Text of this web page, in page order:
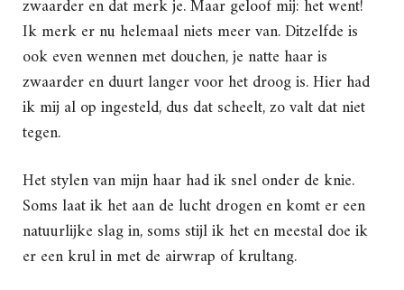
zwaarder en dat merk je. Maar geloof mij: het went!
Ik merk er nu helemaal niets meer van. Ditzelfde is
ook even wennen met douchen, je natte haar is
zwaarder en duurt langer voor het droog is. Hier had
ik mij al op ingesteld, dus dat scheelt, zo valt dat niet
tegen.
Het stylen van mijn haar had ik snel onder de knie.
Soms laat ik het aan de lucht drogen en komt er een
natuurlijke slag in, soms stijl ik het en meestal doe ik
er een krul in met de airwrap of krultang.